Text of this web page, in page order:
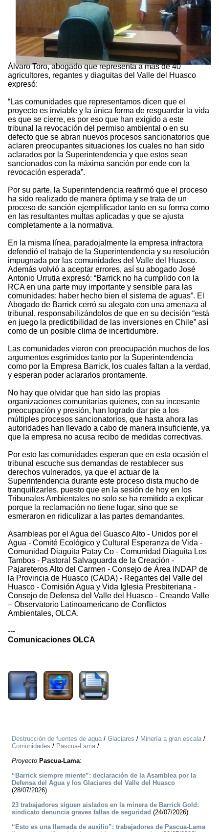
Álvaro Toro, abogado que representa a más de 40
agricultores, regantes y diaguitas del Valle del Huasco
expresó:
“Las comunidades que representamos dicen que el
proyecto es inviable y la única forma de resguardar la vida
es que se cierre, es por eso que han exigido a este
tribunal la revocación del permiso ambiental o en su
defecto que se abran nuevos procesos sancionatorios que
aclaren preocupantes situaciones los cuales no han sido
aclarados por la Superintendencia y que estos sean
sancionados con la máxima sanción por ende con la
revocación esperada”.
Por su parte, la Superintendencia reafirmó que el proceso
ha sido realizado de manera óptima y se trata de un
proceso de sanción ejemplificador tanto en su forma como
en las resultantes multas aplicadas y que se ajusta
completamente a la normativa.
En la misma línea, paradojalmente la empresa infractora
defendió el trabajo de la Superintendencia y su resolución
impugnada por las comunidades del Valle del Huasco.
Además volvió a aceptar errores, así su abogado José
Antonio Urrutia expresó: “Barrick no ha cumplido con la
RCA en una parte muy importante y sensible para las
comunidades: haber hecho bien el sistema de aguas”. El
Abogado de Barrick cerró su alegato con una amenaza al
tribunal, responsabilizándolos de que en su decisión “está
en juego la predictibilidad de las inversiones en Chile” así
como de un posible clima de incertidumbre.
Las comunidades vieron con preocupación muchos de los
argumentos esgrimidos tanto por la Superintendencia
como por la Empresa Barrick, los cuales faltan a la verdad,
y esperan poder aclararlos prontamente.
No hay que olvidar que han sido las propias
organizaciones comunitarias quienes, con su incesante
preocupación y presión, han logrado dar pie a los
múltiples procesos sancionatorios, que hasta ahora las
autoridades han llevado a cabo de manera insuficiente, ya
que la empresa no acusa recibo de medidas correctivas.
Por esto las comunidades esperan que en esta ocasión el
tribunal escuche sus demandas de restablecer sus
derechos vulnerados, ya que el actuar de la
Superintendencia durante este proceso dista mucho de
tranquilizarles, puesto que en la sesión de hoy en los
Tribunales Ambientales no solo se ha remitido a explicar
porque la reclamación no tiene lugar, sino que se
esmeraron en ridiculizar a las partes demandantes.
Asambleas por el Agua del Guasco Alto - Unidos por el
Agua - Comité Ecológico y Cultural Esperanza de Vida -
Comunidad Diaguita Patay Co - Comunidad Diaguita Los
Tambos - Pastoral Salvaguarda de la Creación -
Pajareteros Alto del Carmen - Consejo de Área INDAP de
la Provincia de Huasco (CADA) - Regantes del Valle del
Huasco - Comisión Agua y Vida Iglesia Presbiteriana -
Consejo de Defensa del Valle del Huasco - Creando Valle
– Observatorio Latinoamericano de Conflictos
Ambientales, OLCA.
---
Comunicaciones OLCA
Destrucción de fuentes de agua/ Glaciares / Minería a gran escala/
Comunidades / Pascua-Lama/
Proyecto Pascua-Lama:
“Barrick siempre miente”: declaración de la Asamblea por la
Defensa del Agua y los Glaciares del Valle del Huasco
(28/07/2026)
23 trabajadores siguen aislados en la minera de Barrick Gold:
sindicato denuncia graves fallas de seguridad (24/07/2026)
“Esto es una llamada de auxilio”: trabajadores de Pascua-Lama